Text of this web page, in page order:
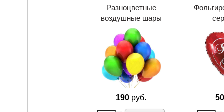
Разноцветные
воздушные шары
190 руб.